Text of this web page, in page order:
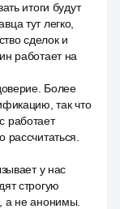
итоги будут
тут легко,
сделок и
работает на
Более
так что
работает
рассчитаться.
у нас
строгую
а не анонимы.